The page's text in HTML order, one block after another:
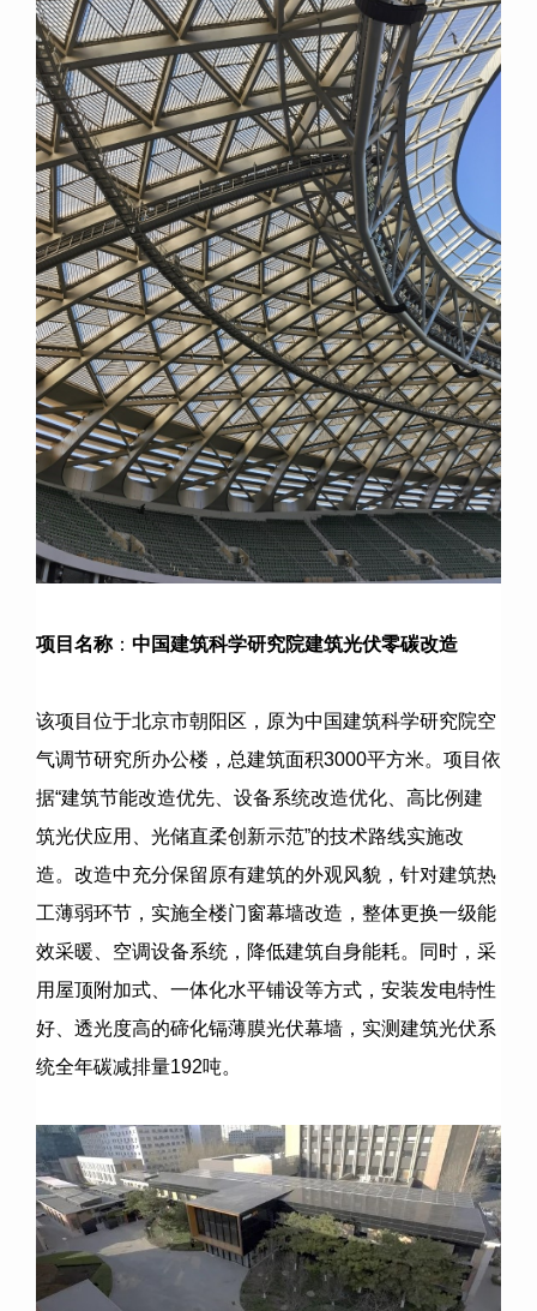
项目名称： 中国建筑科学研究院建筑光伏零碳改造
该项目位于北京市朝阳区，原为中国建筑科学研究院空
气调节研究所办公楼，总建筑面积3000平方米。项目依
据“建筑节能改造优先、设备系统改造优化、高比例建
筑光伏应用、光储直柔创新示范”的技术路线实施改
造。改造中充分保留原有建筑的外观风貌，针对建筑热
工薄弱环节，实施全楼门窗幕墙改造，整体更换一级能
效采暖、空调设备系统，降低建筑自身能耗。同时，采
用屋顶附加式、一体化水平铺设等方式，安装发电特性
好、透光度高的碲化镉薄膜光伏幕墙，实测建筑光伏系
统全年碳减排量192吨。